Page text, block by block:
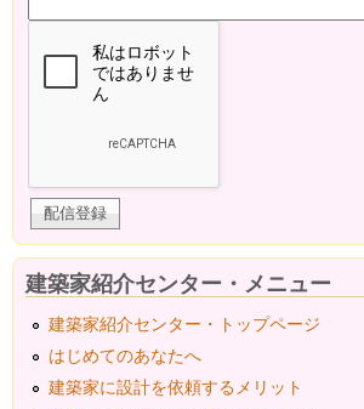
建築家紹介センター・メニュー
建築家紹介センター・トップページ
はじめてのあなたへ
建築家に設計を依頼するメリット